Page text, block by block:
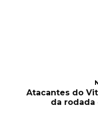
Atacantes do
da rodada